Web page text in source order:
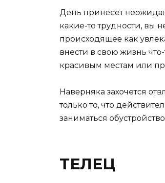
День принесет
какие-то трудности, вы
происходящее как
внести в свою жизнь
красивым местам или
Наверняка захочется
только то, что
заниматься
ТЕЛЕЦ